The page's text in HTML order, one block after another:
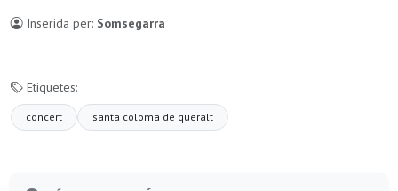
Inserida per: Somsegarra
Etiquetes:
concert santa coloma de queralt